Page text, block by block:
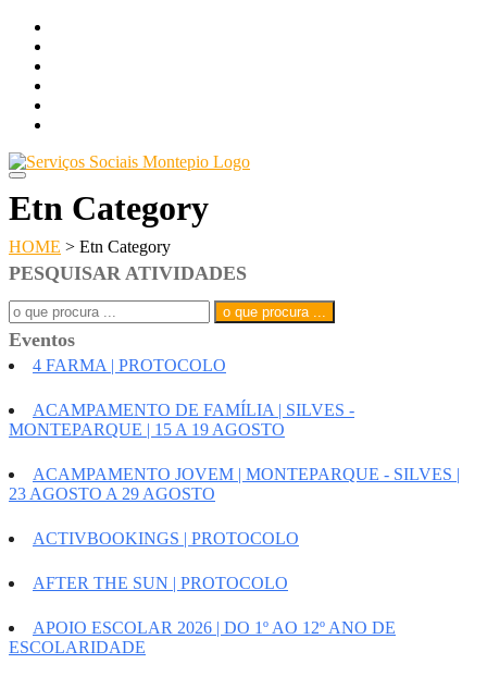
Skip
content
Etn Category
HOME > Etn Category
PESQUISAR ATIVIDADES
Search
for:
Eventos
4 FARMA | PROTOCOLO
ACAMPAMENTO DE FAMÍLIA | SILVES -
MONTEPARQUE | 15 A 19 AGOSTO
ACAMPAMENTO JOVEM | MONTEPARQUE - SILVES |
23 AGOSTO A 29 AGOSTO
ACTIVBOOKINGS | PROTOCOLO
AFTER THE SUN | PROTOCOLO
APOIO ESCOLAR 2026 | DO 1º AO 12º ANO DE
ESCOLARIDADE